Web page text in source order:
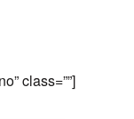
class=””]